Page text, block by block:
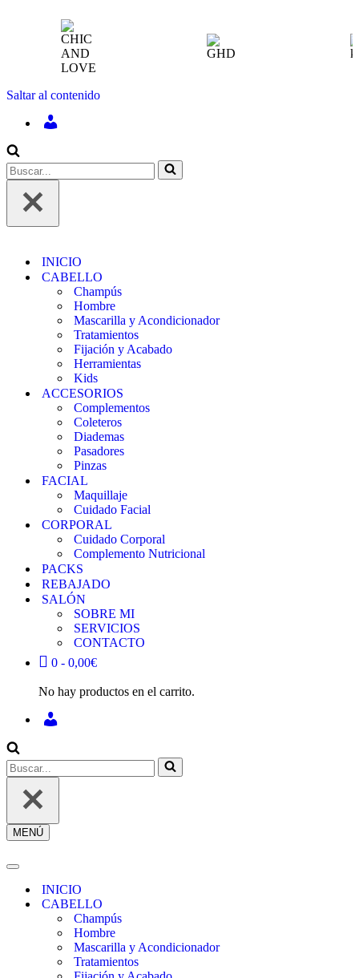
Saltar al contenido
REGÍSTRATE
Buscar...
INICIO
CABELLO
Champús
Hombre
Mascarilla y Acondicionador
Tratamientos
Fijación y Acabado
Herramientas
Kids
ACCESORIOS
Complementos
Coleteros
Diademas
Pasadores
Pinzas
FACIAL
Maquillaje
Cuidado Facial
CORPORAL
Cuidado Corporal
Complemento Nutricional
PACKS
REBAJADO
SALÓN
SOBRE MI
SERVICIOS
CONTACTO
0 - 0,00€
No hay productos en el carrito.
REGÍSTRATE
Buscar...
MENÚ
Menú
Menú
navegación
INICIO
CABELLO
Champús
Hombre
Mascarilla y Acondicionador
Tratamientos